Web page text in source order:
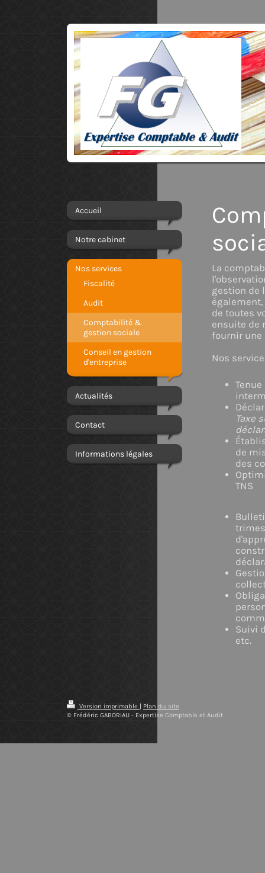
Accueil
Notre cabinet
Nos services
Fiscalité
Audit
Comptabilité &
gestion sociale
Conseil en gestion
d'entreprise
Actualités
Contact
Informations légales
La
gestion de
de toutes
ensuite de
fournir une
Nos
Taxe
de
des
TNS
Suivi
etc.
Version imprimable | Plan du site
© Frédéric GABORIAU - Expertise Comptable et Audit